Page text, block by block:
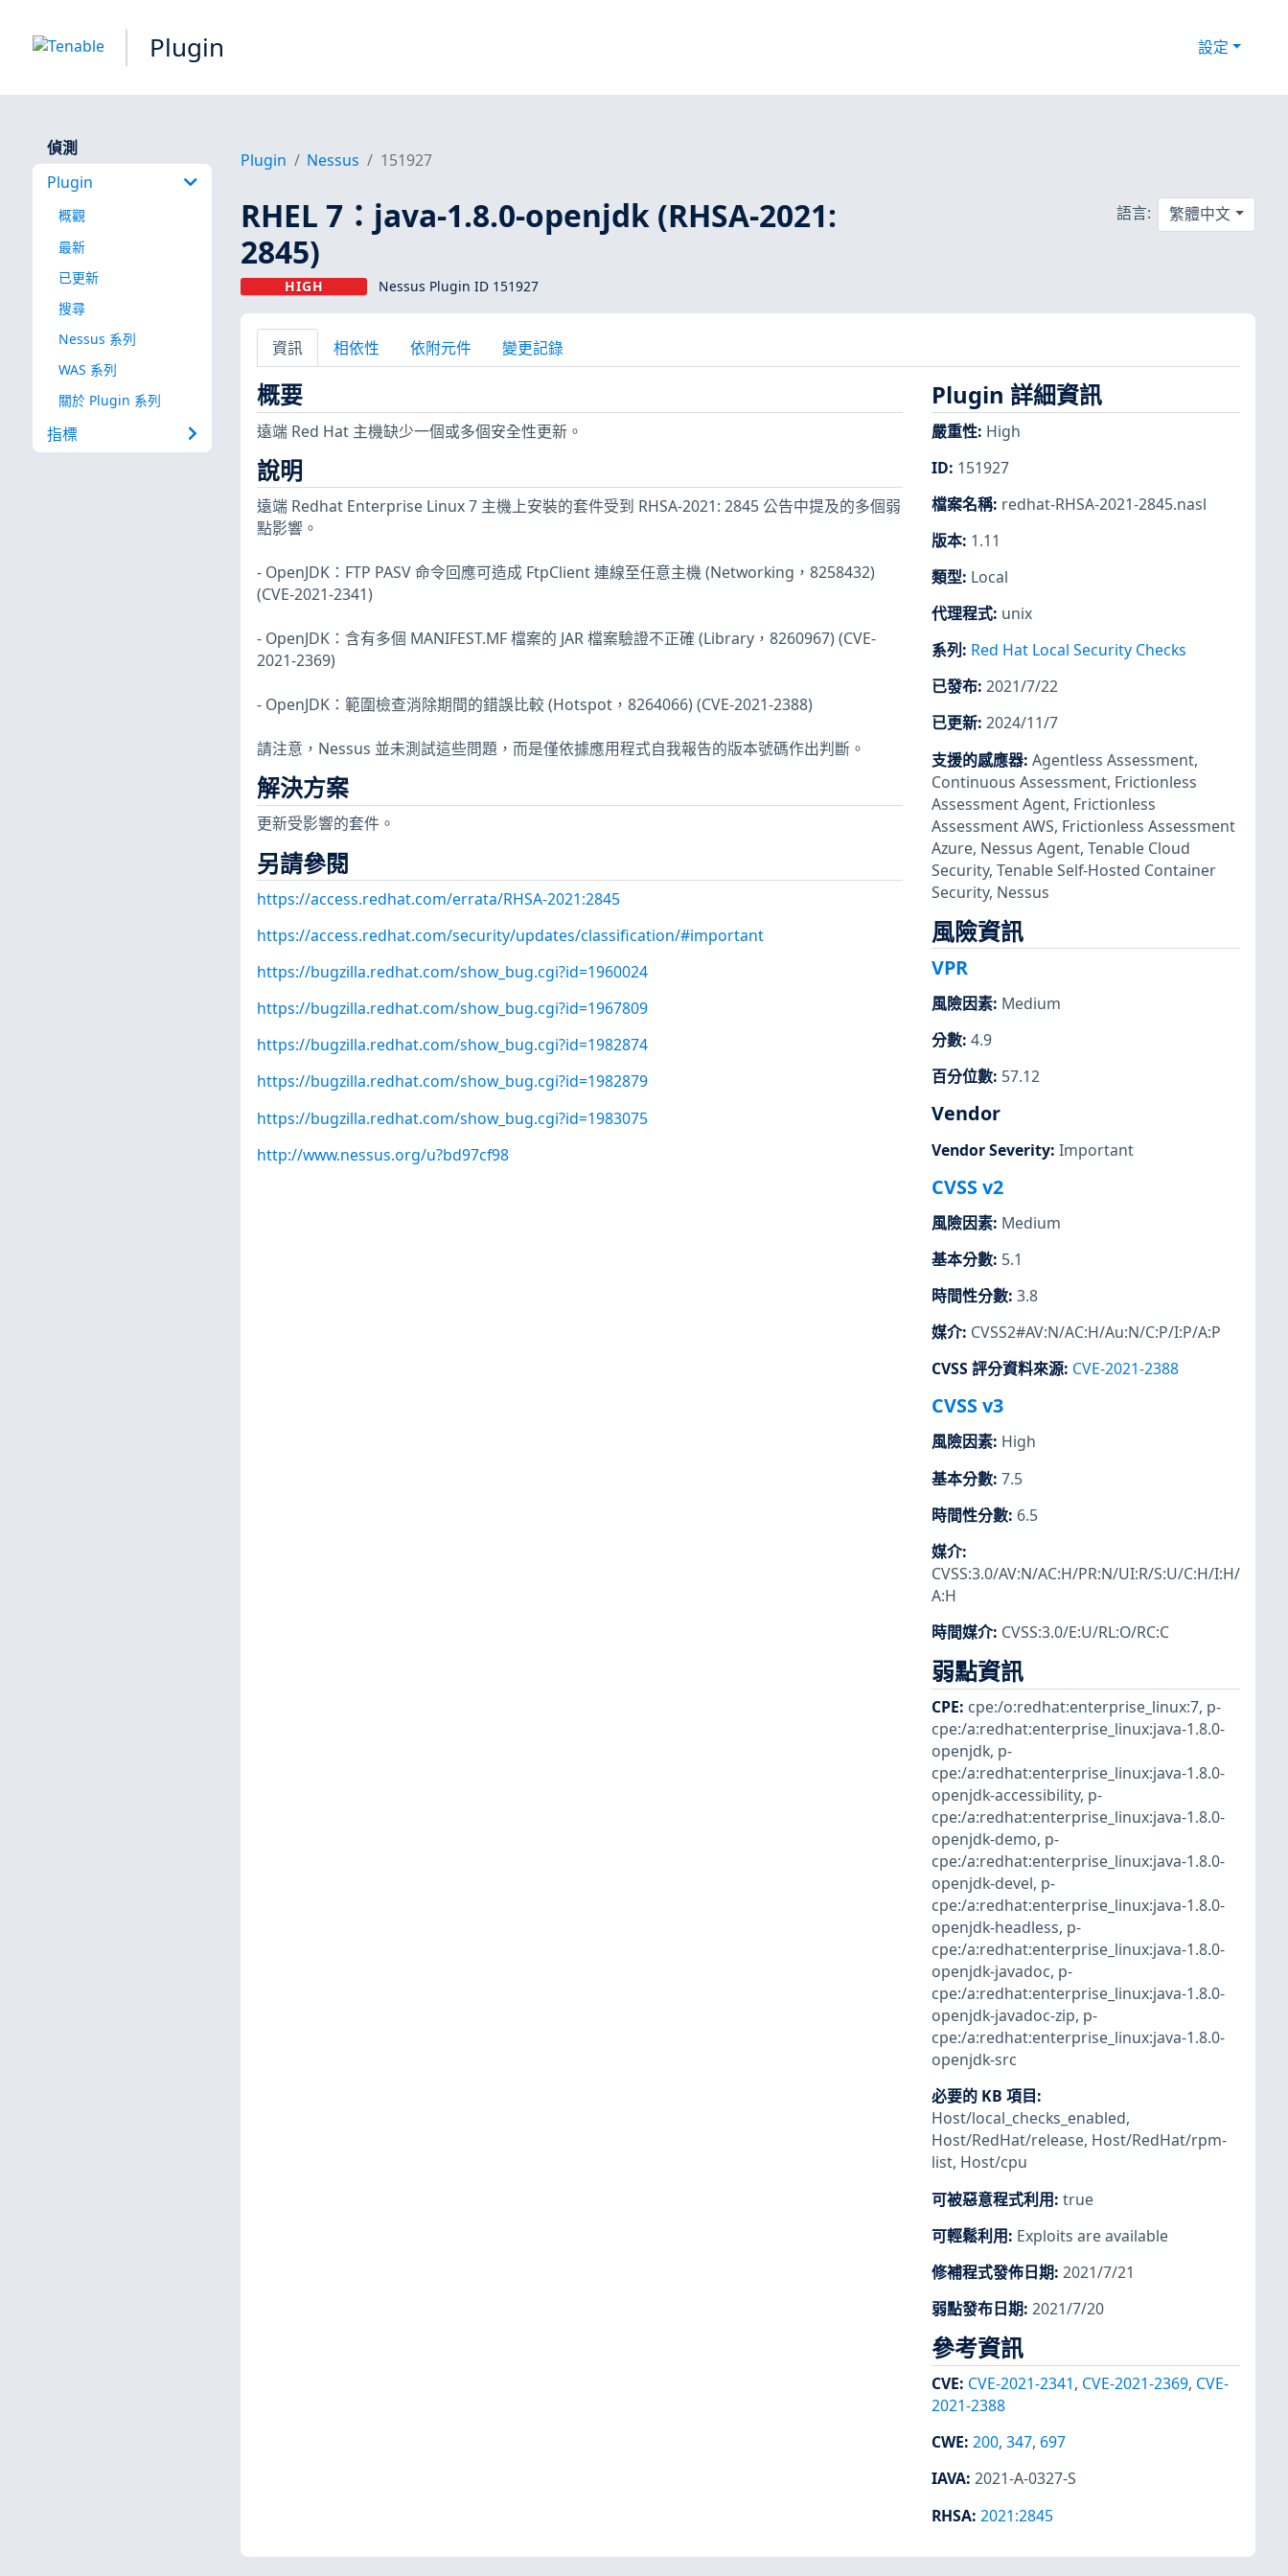
Plugin 設定
偵測
Plugin
概觀
最新
已更新
搜尋
Nessus 系列
WAS 系列
關於 Plugin 系列
指標
Plugin Nessus 151927
RHEL 7：java-1.8.0-openjdk (RHSA-2021:
2845)
HIGH Nessus Plugin ID 151927
語言: 繁體中文
資訊 相依性 依附元件 變更記錄
概要
遠端 Red Hat 主機缺少一個或多個安全性更新。
說明
遠端 Redhat Enterprise Linux 7 主機上安裝的套件受到 RHSA-2021: 2845 公告中提及的多個弱
點影響。
- OpenJDK：FTP PASV 命令回應可造成 FtpClient 連線至任意主機 (Networking，8258432)
(CVE-2021-2341)
- OpenJDK：含有多個 MANIFEST.MF 檔案的 JAR 檔案驗證不正確 (Library，8260967) (CVE-
2021-2369)
- OpenJDK：範圍檢查消除期間的錯誤比較 (Hotspot，8264066) (CVE-2021-2388)
請注意，Nessus 並未測試這些問題，而是僅依據應用程式自我報告的版本號碼作出判斷。
解決方案
更新受影響的套件。
另請參閱
https://access.redhat.com/errata/RHSA-2021:2845
https://access.redhat.com/security/updates/classification/#important
https://bugzilla.redhat.com/show_bug.cgi?id=1960024
https://bugzilla.redhat.com/show_bug.cgi?id=1967809
https://bugzilla.redhat.com/show_bug.cgi?id=1982874
https://bugzilla.redhat.com/show_bug.cgi?id=1982879
https://bugzilla.redhat.com/show_bug.cgi?id=1983075
http://www.nessus.org/u?bd97cf98
Plugin 詳細資訊
嚴重性: High
ID: 151927
檔案名稱: redhat-RHSA-2021-2845.nasl
版本: 1.11
類型: Local
代理程式: unix
系列 : Red Hat Local Security Checks
已發布: 2021/7/22
已更新: 2024/11/7
支援的感應器: Agentless Assessment,
Continuous Assessment, Frictionless
Assessment Agent, Frictionless
Assessment AWS, Frictionless Assessment
Azure, Nessus Agent, Tenable Cloud
Security, Tenable Self-Hosted Container
Security, Nessus
風險資訊
VPR
風險因素: Medium
分數: 4.9
百分位數: 57.12
Vendor
Vendor Severity: Important
CVSS v2
風險因素: Medium
基本分數: 5.1
時間性分數: 3.8
媒介: CVSS2#AV:N/AC:H/Au:N/C:P/I:P/A:P
CVSS 評分資料來源: CVE-2021-2388
CVSS v3
風險因素: High
基本分數: 7.5
時間性分數: 6.5
媒介:
CVSS:3.0/AV:N/AC:H/PR:N/UI:R/S:U/C:H/I:H/
A:H
時間媒介: CVSS:3.0/E:U/RL:O/RC:C
弱點資訊
CPE: cpe:/o:redhat:enterprise_linux:7, p-
cpe:/a:redhat:enterprise_linux:java-1.8.0-
openjdk, p-
cpe:/a:redhat:enterprise_linux:java-1.8.0-
openjdk-accessibility, p-
cpe:/a:redhat:enterprise_linux:java-1.8.0-
openjdk-demo, p-
cpe:/a:redhat:enterprise_linux:java-1.8.0-
openjdk-devel, p-
cpe:/a:redhat:enterprise_linux:java-1.8.0-
openjdk-headless, p-
cpe:/a:redhat:enterprise_linux:java-1.8.0-
openjdk-javadoc, p-
cpe:/a:redhat:enterprise_linux:java-1.8.0-
openjdk-javadoc-zip, p-
cpe:/a:redhat:enterprise_linux:java-1.8.0-
openjdk-src
必要的 KB 項目:
Host/local_checks_enabled,
Host/RedHat/release, Host/RedHat/rpm-
list, Host/cpu
可被惡意程式利用: true
可輕鬆利用: Exploits are available
修補程式發佈日期: 2021/7/21
弱點發布日期: 2021/7/20
參考資訊
CVE: CVE-2021-2341, CVE-2021-2369, CVE-
2021-2388
CWE: 200, 347, 697
IAVA: 2021-A-0327-S
RHSA: 2021:2845